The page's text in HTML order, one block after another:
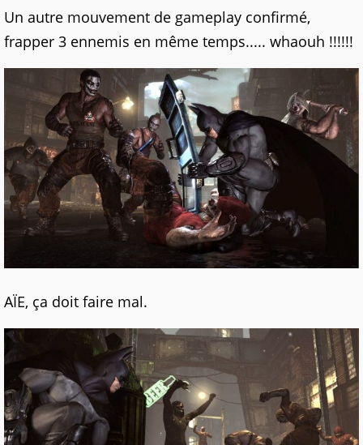
Un autre mouvement de gameplay confirmé,
frapper 3 ennemis en même temps..... whaouh !!!!!!
AÏE, ça doit faire mal.